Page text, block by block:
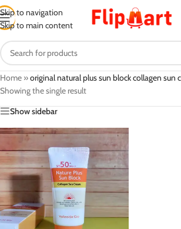
Skip to navigation
Skip to main content
Home »original natural plus sun block collagen sun
Showing the single result
Show sidebar